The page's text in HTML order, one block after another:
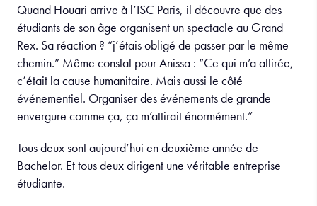
Quand Houari arrive à l’ISC Paris, il découvre que des
étudiants de son âge organisent un spectacle au Grand
Rex. Sa réaction ? “j’étais obligé de passer par le même
chemin.” Même constat pour Anissa : “Ce qui m’a attirée,
c’était la cause humanitaire. Mais aussi le côté
événementiel. Organiser des événements de grande
envergure comme ça, ça m’attirait énormément.”
Tous deux sont aujourd’hui en deuxième année de
Bachelor. Et tous deux dirigent une véritable entreprise
étudiante.